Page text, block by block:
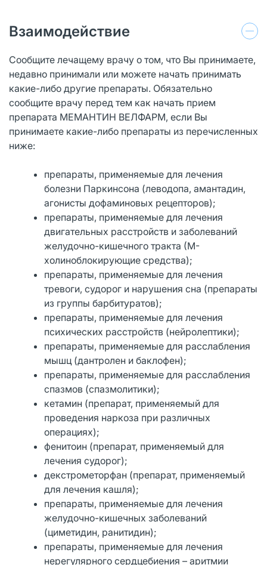
Взаимодействие
Сообщите лечащему врачу о том, что Вы принимаете,
недавно принимали или можете начать принимать
какие-либо другие препараты. Обязательно
сообщите врачу перед тем как начать прием
препарата МЕМАНТИН ВЕЛФАРМ, если Вы
принимаете какие-либо препараты из перечисленных
ниже:
препараты, применяемые для лечения
болезни Паркинсона (леводопа, амантадин,
агонисты дофаминовых рецепторов);
препараты, применяемые для лечения
двигательных расстройств и заболеваний
желудочно-кишечного тракта (М-
холиноблокирующие средства);
препараты, применяемые для лечения
тревоги, судорог и нарушения сна (препараты
из группы барбитуратов);
препараты, применяемые для лечения
психических расстройств (нейролептики);
препараты, применяемые для расслабления
мышц (дантролен и баклофен);
препараты, применяемые для расслабления
спазмов (спазмолитики);
кетамин (препарат, применяемый для
проведения наркоза при различных
операциях);
фенитоин (препарат, применяемый для
лечения судорог);
декстрометорфан (препарат, применяемый
для лечения кашля);
препараты, применяемые для лечения
желудочно-кишечных заболеваний
(циметидин, ранитидин);
препараты, применяемые для лечения
нерегулярного сердцебиения – аритмии